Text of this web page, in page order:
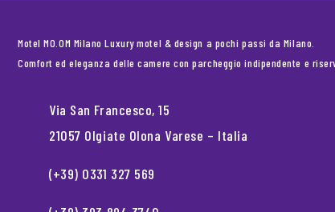
Motel MO.OM Milano Luxury motel & design a pochi passi da Milano.
Comfort ed eleganza delle camere con parcheggio indipendente e
Via San Francesco, 15
21057 Olgiate Olona Varese – Italia
(+39) 0331 327 569